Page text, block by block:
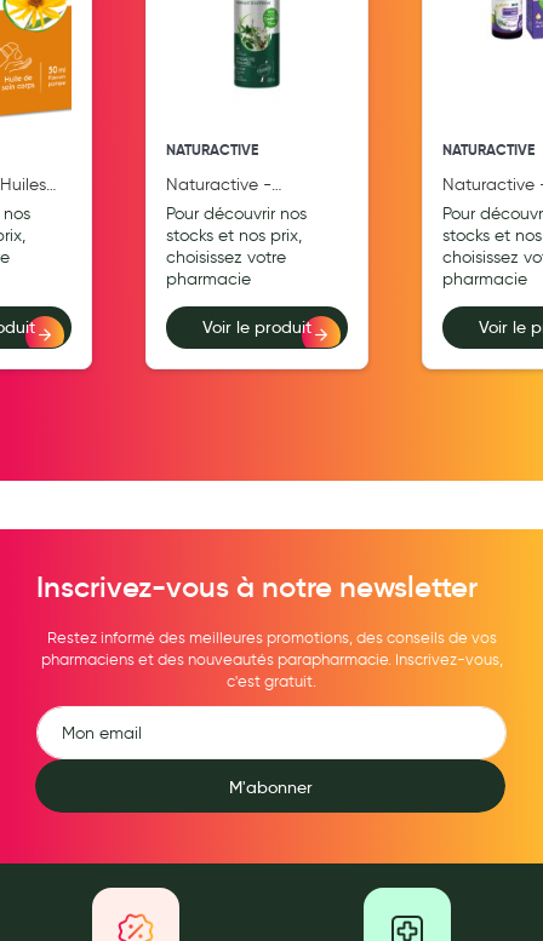
Régimes médicaux
Gemmothérapie
Confiserie
Oligothérapie
Compléments alimentaires
Médicaments et Santé
Premiers soins
Piqûres insectes
Appareils
Soins jambes lourdes
Contention veineuse
Accessoires pieds et semelles
Arnica
50ml
NATURACTIVE
Naturactive -
Assaini'spray BIO
200ml
Pour découvrir nos
stocks et nos prix,
choisissez votre
pharmacie
Voir le produit
NATURACTIVE
Naturactive
Essentielles
Fine Bio 10ml
Pour
stocks et
choisissez
pharmacie
Voir le
Inscrivez-vous à notre newsletter
Restez informé des meilleures promotions, des conseils de vos
pharmaciens et des nouveautés parapharmacie. Inscrivez-vous,
c'est gratuit.
M'abonner